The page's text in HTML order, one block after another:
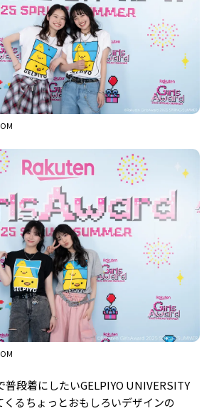
普段着にしたいGELPIYO UNIVERSITY
くるちょっとおもしろいデザインの